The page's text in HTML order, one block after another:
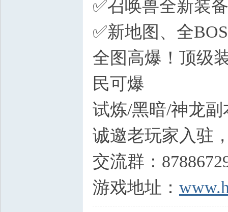
✅召唤兽全新装
✅新地图、全
全图高爆！顶级
民可爆
试炼/黑暗/神龙
诚邀老玩家入驻
交流群：
游戏地址：